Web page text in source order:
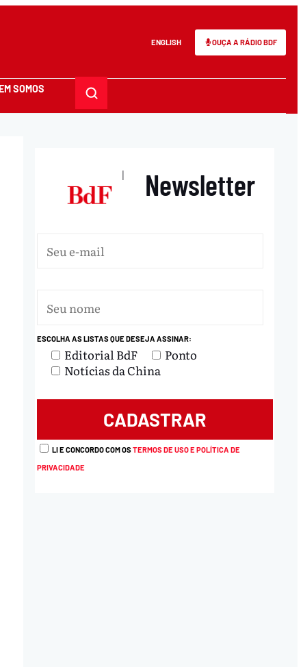
ENGLISH OUÇA A RÁDIO BDF
SOMOS
| Newsletter
ESCOLHA AS LISTAS QUE DESEJA ASSINAR:
Editorial BdF
Ponto
Notícias da China
LI E CONCORDO COM OSTERMOS DE USO E POLÍTICA DE
PRIVACIDADE